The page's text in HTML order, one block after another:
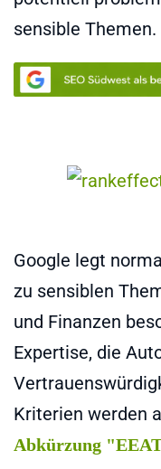
sensible Themen.
Google legt
zu sensiblen
und Finanzen
Expertise, die
Kriterien werden
Abkürzung